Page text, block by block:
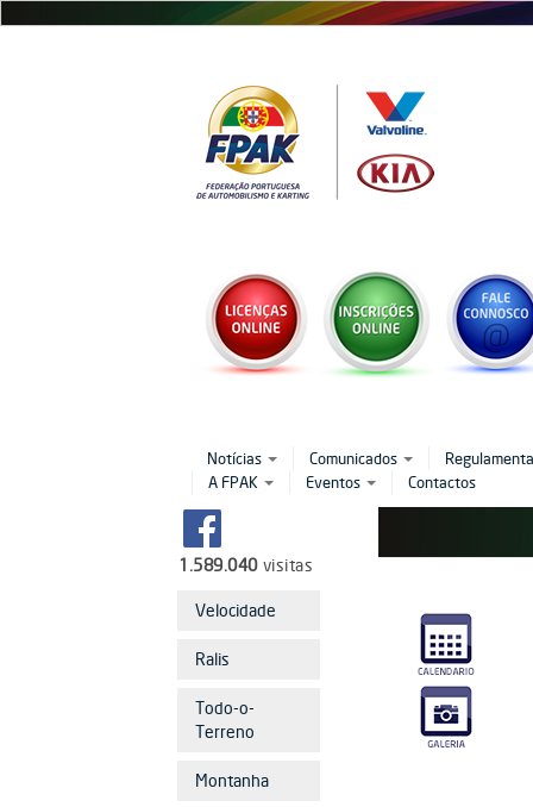
Notícias Comunicados
A FPAK
Eventos Contactos
1.589.040 visitas
Velocidade
Ralis
Todo-o-
Terreno
Montanha